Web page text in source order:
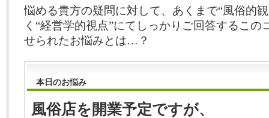
悩める貴方の疑問に対して、あくまで“風俗的
く“経営学的視点”にてしっかりご回答するこの
せられたお悩みとは…？
本日のお悩み
風俗店を開業予定ですが、